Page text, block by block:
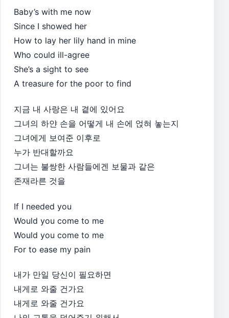
Baby’s with me now
Since I showed her
How to lay her lily hand in mine
Who could ill-agree
She’s a sight to see
A treasure for the poor to find
지금 내 사랑은 내 곁에 있어요
그녀의 하얀 손을 어떻게 내 손에 얹혀 놓는지
그녀에게 보여준 이후로
누가 반대할까요
그녀는 불쌍한 사람들에겐 보물과 같은
존재라른 것을
If I needed you
Would you come to me
Would you come to me
For to ease my pain
내가 만일 당신이 필요하면
내게로 와줄 건가요
내게로 와줄 건가요